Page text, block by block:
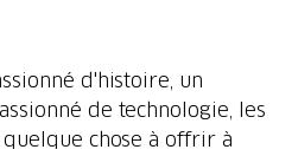
d'histoire, un
de technologie, les
chose à offrir à